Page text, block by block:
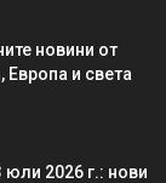
новини от
Европа и света
юли 2026 г.: нови